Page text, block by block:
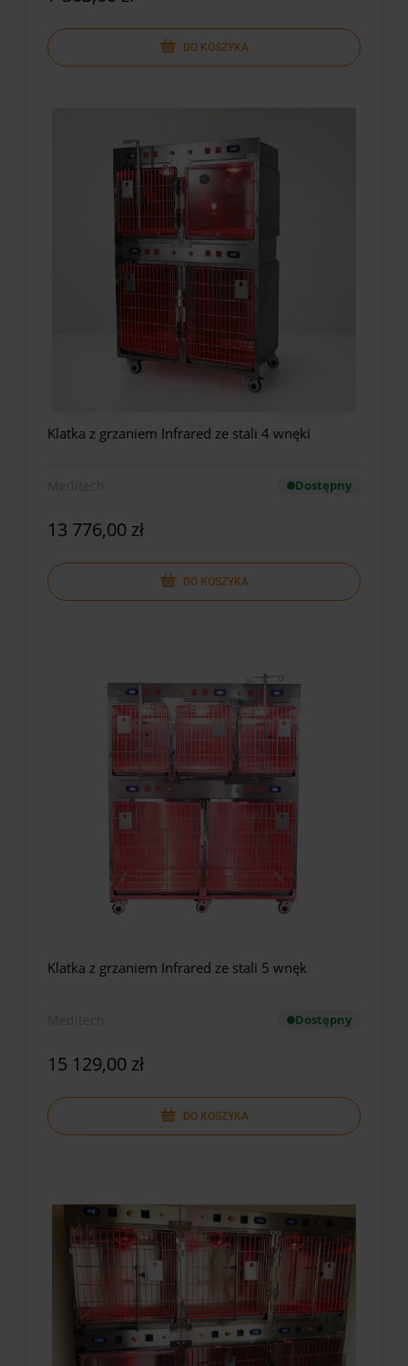
DO KOSZYKA
Klatka z grzaniem Infrared ze stali 4 wnęki
Dostępny
13 776,00 zł
DO KOSZYKA
Klatka z grzaniem Infrared ze stali 5 wnęk
Dostępny
15 129,00 zł
DO KOSZYKA